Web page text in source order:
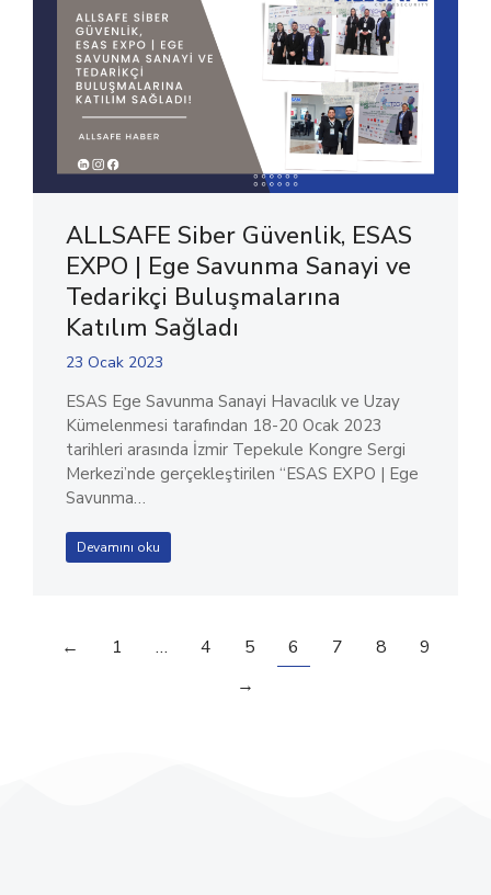
ALLSAFE Siber Güvenlik, ESAS
EXPO | Ege Savunma Sanayi ve
Tedarikçi Buluşmalarına
Katılım Sağladı
23 Ocak 2023
ESAS Ege Savunma Sanayi Havacılık ve Uzay
Kümelenmesi tarafından 18-20 Ocak 2023
tarihleri arasında İzmir Tepekule Kongre Sergi
Merkezi’nde gerçekleştirilen “ESAS EXPO | Ege
Savunma…
Devamını oku
← 1 … 4 5 6 7 8
9
→